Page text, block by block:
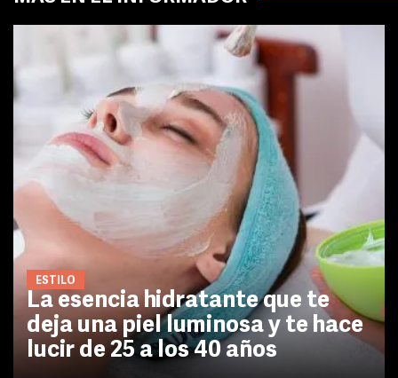
ESTILO
La esencia hidratante que te
deja una piel luminosa y te hace
lucir de 25 a los 40 años